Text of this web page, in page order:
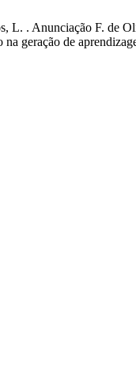
L. . Anunciação F. de
geração de